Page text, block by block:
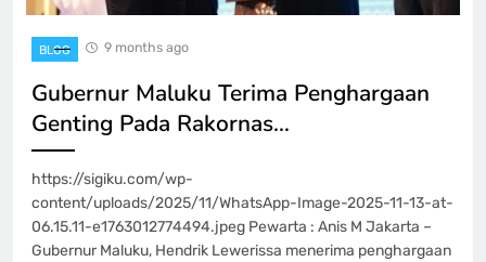
BLOG 9 months ago
Gubernur Maluku Terima Penghargaan
Genting Pada Rakornas…
https://sigiku.com/wp-
content/uploads/2025/11/WhatsApp-Image-2025-11-13-at-
06.15.11-e1763012774494.jpeg Pewarta : Anis M Jakarta –
Gubernur Maluku, Hendrik Lewerissa menerima penghargaan